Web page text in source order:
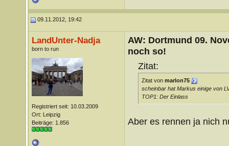
09.11.2012, 19:42
LandUnter-Nadja
born to run
Registriert seit: 10.03.2009
Ort: Leipzig
Beiträge: 1.856
AW: Dortmund 09.
noch so!
Zitat:
Zitat von marlon75
scheinbar hat Markus einige von
TOP1: Der Einlass
Aber es rennen ja nich